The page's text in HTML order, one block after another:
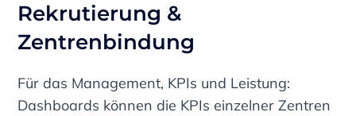
Rekrutierung &
Zentrenbindung
Für das Management, KPIs und Leistung:
Dashboards können die KPIs einzelner Zentren